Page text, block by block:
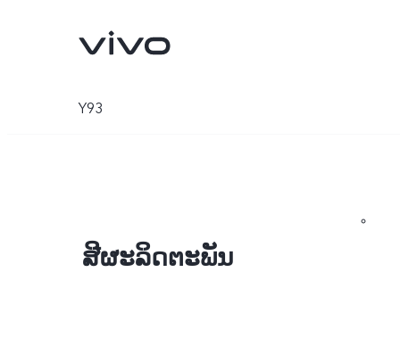
Y93
ສີຜະລິດຕະພັນ